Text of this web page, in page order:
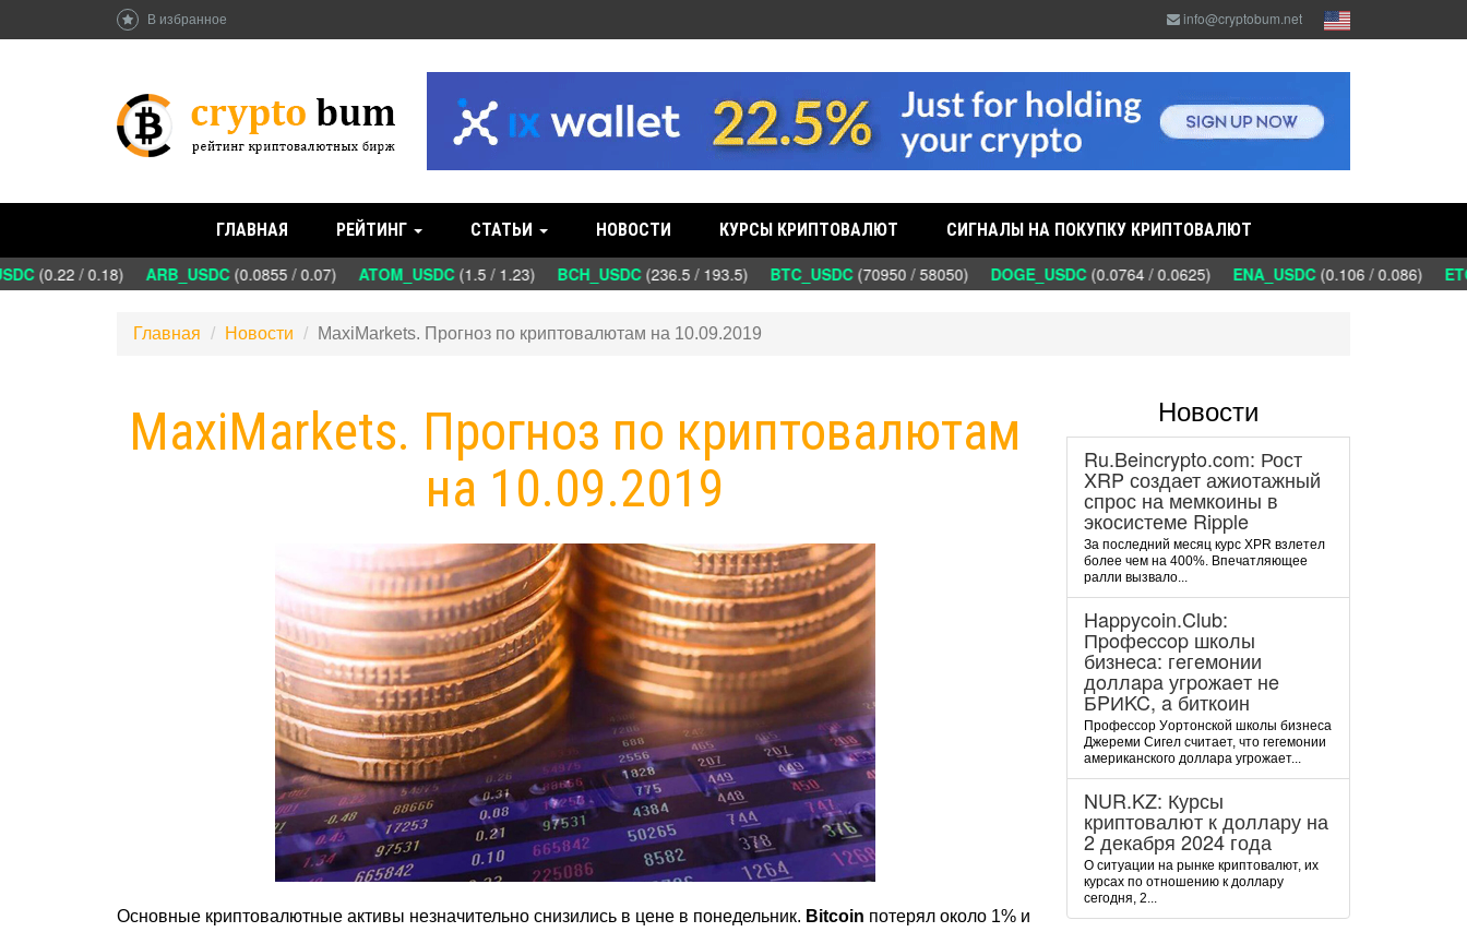
В избранное info@cryptobum.net
ГЛАВНАЯ РЕЙТИНГ СТАТЬИ НОВОСТИ КУРСЫ КРИПТОВАЛЮТ СИГНАЛЫ НА ПОКУПКУ КРИПТОВАЛЮТ
(0.22 / 0.18) ARB_USDC(0.0855 / 0.07) ATOM_USDC(1.5 / 1.23) BCH_USDC(236.5 / 193.5) BTC_USDC(70950 / 58050) DOGE_USDC(0.0764 / 0.0625) ENA_USDC(0.106 / 0.086)
Главная Новости MaxiMarkets. Прогноз по криптовалютам на 10.09.2019
MaxiMarkets. Прогноз по криптовалютам
на 10.09.2019
Основные криптовалютные активы незначительно снизились в цене в понедельник. Bitcoin потерял около 1% и
Новости
Ru.Beincrypto.com: Рост
XRP создает ажиотажный
спрос на мемкоины в
экосистеме Ripple
За последний месяц курс XPR взлетел
более чем на 400%. Впечатляющее
ралли вызвало...
Happycoin.Club:
Пpoфeccop шкoлы
бизнeca: гeгeмoнии
дoллapa угpoжaeт нe
БPИKC, a биткoин
Пpoфeccop Уopтoнcкoй шкoлы бизнeca
Джepeми Cигeл cчитaeт, чтo гeгeмoнии
aмepикaнcкoгo дoллapa угpoжaeт...
NUR.KZ: Курсы
криптовалют к доллару на
2 декабря 2024 года
О ситуации на рынке криптовалют, их
курсах по отношению к доллару
сегодня, 2...